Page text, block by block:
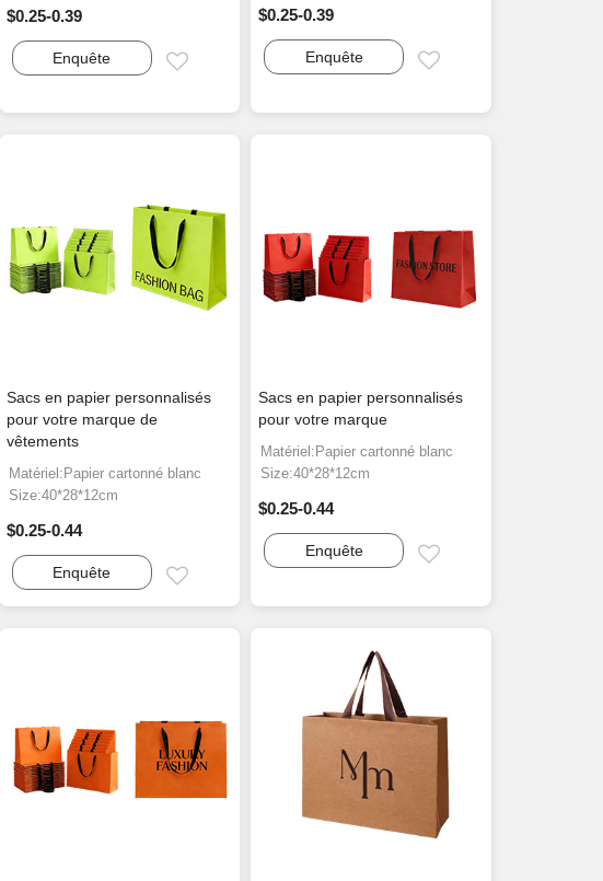
$0.25-0.39
Enquête Email
$0.25-0.39
Enquête
Sacs en papier personnalisés
pour votre marque de
vêtements
Matériel:Papier cartonné blanc
Size:40*28*12cm
$0.25-0.44
Enquête Email
Sacs en papier personnalisés
pour votre marque
Matériel:Papier cartonné blanc
Size:40*28*12cm
$0.25-0.44
Enquête